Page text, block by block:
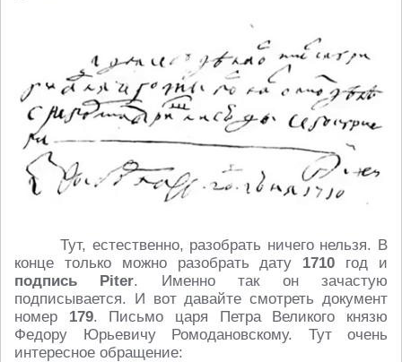
Тут, естественно, разобрать ничего нельзя. В
конце только можно разобрать дату 1710 год и
подпись Piter. Именно так он зачастую
подписывается. И вот давайте смотреть документ
номер 179. Письмо царя Петра Великого князю
Федору Юрьевичу Ромодановскому. Тут очень
интересное обращение: